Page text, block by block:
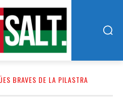
BRAVES DE LA PILASTRA